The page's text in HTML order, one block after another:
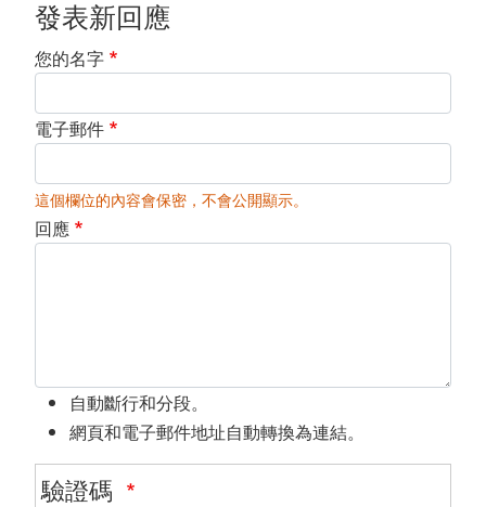
發表新回應
您的名字
電子郵件
這個欄位的內容會保密，不會公開顯示。
回應
自動斷行和分段。
網頁和電子郵件地址自動轉換為連結。
驗證碼